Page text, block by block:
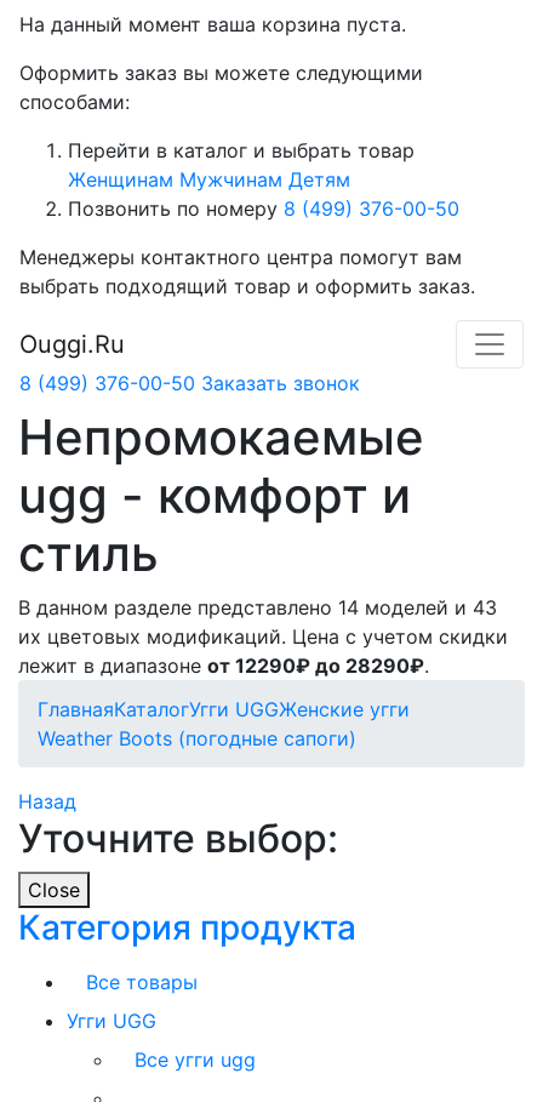
На данный момент ваша корзина пуста.
Оформить заказ вы можете следующими
способами:
Перейти в каталог и выбрать товар
Женщинам Мужчинам Детям
Позвонить по номеру 8 (499) 376-00-50
Менеджеры контактного центра помогут вам
выбрать подходящий товар и оформить заказ.
Ouggi.Ru
8 (499) 376-00-50 Заказать звонок
Непромокаемые
ugg - комфорт и
стиль
В данном разделе представлено 14 моделей и 43
их цветовых модификаций. Цена с учетом скидки
лежит в диапазоне от 12290₽ до 28290₽.
ГлавнаяКаталогУгги UGGЖенские угги
Weather Boots (погодные сапоги)
Назад
Уточните выбор:
Close
Категория продукта
Все товары
Угги UGG
Все угги ugg